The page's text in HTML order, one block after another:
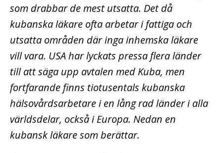
som drabbar de mest utsatta. Det då
kubanska läkare ofta arbetar i fattiga och
utsatta områden där inga inhemska läkare
vill vara. USA har lyckats pressa flera länder
till att säga upp avtalen med Kuba, men
fortfarande finns tiotusentals kubanska
hälsovårdsarbetare i en lång rad länder i alla
världsdelar, också i Europa. Nedan en
kubansk läkare som berättar.